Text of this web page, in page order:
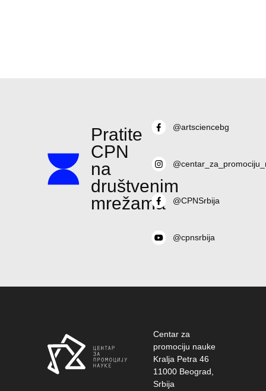
Pratite
CPN
na
društvenim
mrežama
@artsciencebg
@CPNSrbija
@cpnsrbija
Centar za
promociju nauke
Kralja Petra 46
11000 Beograd,
Srbija